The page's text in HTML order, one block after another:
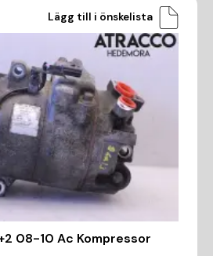
Lägg till i önskelista
08-10 Ac Kompressor